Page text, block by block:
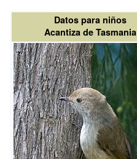
Datos para niños
Acantiza de Tasmania